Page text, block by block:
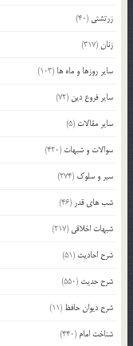
زرتشتی (40)
زنان(317)
سایر روزها و ماه ها (103)
سایر فروع دین (72)
سایر مقالات (5)
سوالات و شبهات (420)
سیر و سلوک (274)
شب های قدر (46)
شبهات اخلاقی (217)
شرح احادیث (51)
شرح حدیث (550)
شرح دیوان حافظ (11)
شناخت امام (440)